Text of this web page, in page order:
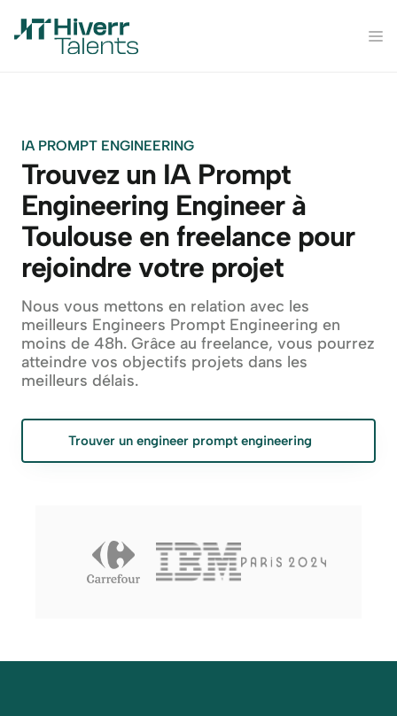
IA PROMPT ENGINEERING
Trouvez un IA Prompt
Engineering Engineer à
Toulouse en freelance pour
rejoindre votre projet
Nous vous mettons en relation avec les
meilleurs Engineers Prompt Engineering en
moins de 48h. Grâce au freelance, vous pourrez
atteindre vos objectifs projets dans les
meilleurs délais.
Trouver un engineer prompt engineering